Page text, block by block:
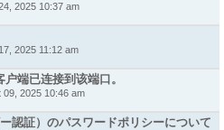
2025 10:37 am
2025 11:12 am
端已连接到该端口。
09, 2025 10:46 am
認証）のパスワードポリシーについて